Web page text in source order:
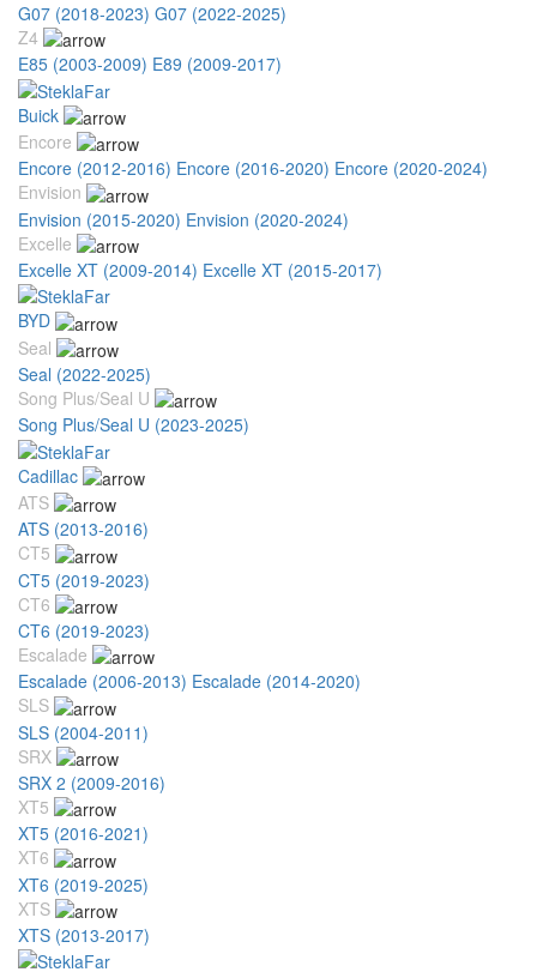
G07 (2018-2023) G07 (2022-2025)
Z4
E85 (2003-2009) E89 (2009-2017)
Buick
Encore
Encore (2012-2016) Encore (2016-2020) Encore (2020-2024)
Envision
Envision (2015-2020) Envision (2020-2024)
Excelle
Excelle XT (2009-2014) Excelle XT (2015-2017)
BYD
Seal
Seal (2022-2025)
Song Plus/Seal U
Song Plus/Seal U (2023-2025)
Cadillac
ATS
ATS (2013-2016)
CT5
CT5 (2019-2023)
CT6
CT6 (2019-2023)
Escalade
Escalade (2006-2013) Escalade (2014-2020)
SLS
SLS (2004-2011)
SRX
SRX 2 (2009-2016)
XT5
XT5 (2016-2021)
XT6
XT6 (2019-2025)
XTS
XTS (2013-2017)